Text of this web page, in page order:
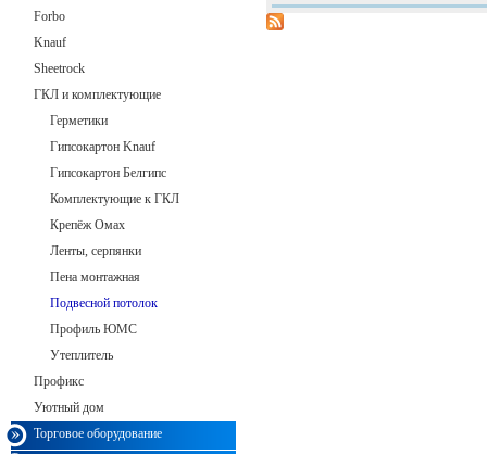
Forbo
Knauf
Sheetrock
ГКЛ и комплектующие
Герметики
Гипсокартон Knauf
Гипсокартон Белгипс
Комплектующие к ГКЛ
Крепёж Омax
Ленты, серпянки
Пена монтажная
Подвесной потолок
Профиль ЮМС
Утеплитель
Профикс
Уютный дом
Торговое оборудование